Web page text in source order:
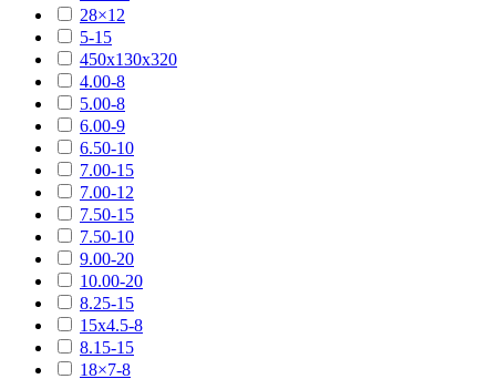
28×12
5-15
450х130х320
4.00-8
5.00-8
6.00-9
6.50-10
7.00-15
7.00-12
7.50-15
7.50-10
9.00-20
10.00-20
8.25-15
15х4.5-8
8.15-15
18×7-8